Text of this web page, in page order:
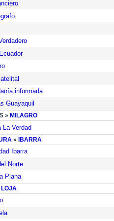
informada
Guayaquil
» MILAGRO
La Verdad
»IBARRA
Ibarra
Norte
Plana
LOJA